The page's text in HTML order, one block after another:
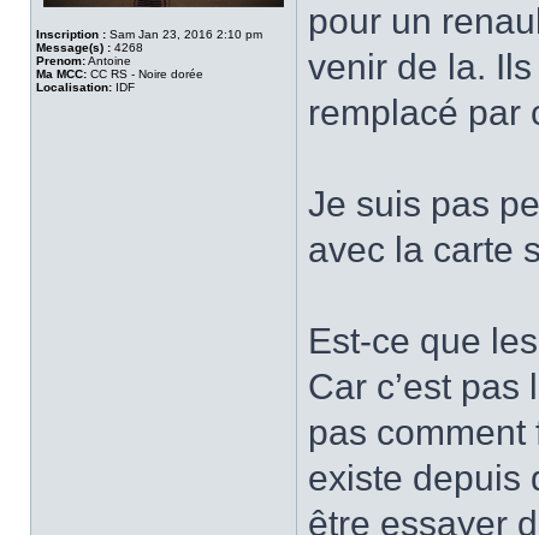
Inscription : Sam Jan 23, 2016 2:10 pm
Message(s) : 4268
Prenom:Antoine
Ma MCC: CC RS - Noire dorée
Localisation: IDF
pour un
venir de la.
remplacé par
Je suis pas
avec la carte
Est-ce que
Car c’est
pas
existe depuis
être essayer